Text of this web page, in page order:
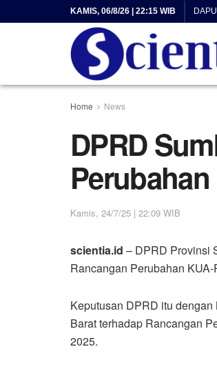
KAMIS, 06/8/26 | 22:15 WIB
Home News
DPRD
Kamis, 24/7/25 | 22:09 WIB
scientia.id – DPRD Provinsi
Rancangan Perubahan
Keputusan DPRD itu
Barat terhadap Rancangan
2025.